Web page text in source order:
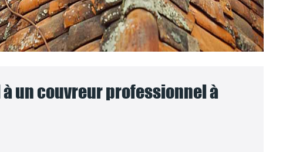
à un couvreur professionnel à